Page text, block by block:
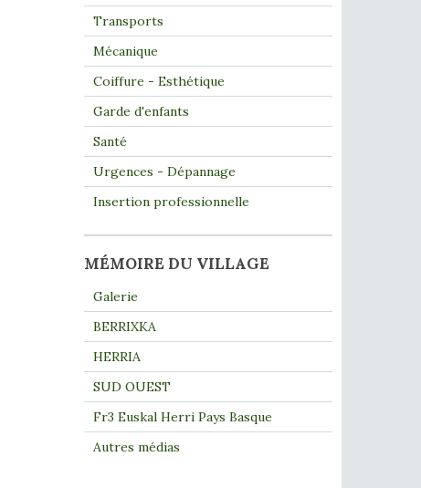
Transports
Mécanique
Coiffure - Esthétique
Garde d'enfants
Santé
Urgences - Dépannage
Insertion professionnelle
MÉMOIRE DU VILLAGE
Galerie
BERRIXKA
HERRIA
SUD OUEST
Fr3 Euskal Herri Pays Basque
Autres médias